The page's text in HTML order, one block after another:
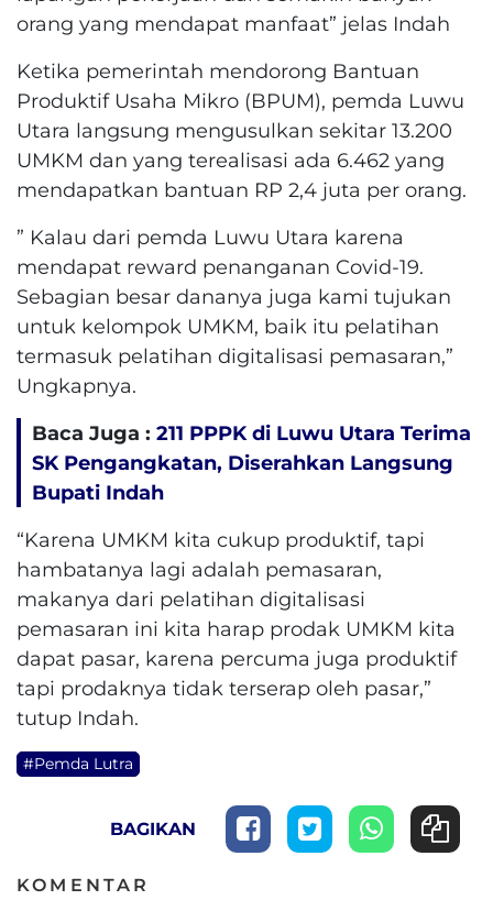
orang yang mendapat manfaat” jelas Indah
Ketika pemerintah mendorong Bantuan
Produktif Usaha Mikro (BPUM), pemda Luwu
Utara langsung mengusulkan sekitar 13.200
UMKM dan yang terealisasi ada 6.462 yang
mendapatkan bantuan RP 2,4 juta per orang.
” Kalau dari pemda Luwu Utara karena
mendapat reward penanganan Covid-19.
Sebagian besar dananya juga kami tujukan
untuk kelompok UMKM, baik itu pelatihan
termasuk pelatihan digitalisasi pemasaran,”
Ungkapnya.
Baca Juga : 211 PPPK di Luwu Utara Terima
SK Pengangkatan, Diserahkan Langsung
Bupati Indah
“Karena UMKM kita cukup produktif, tapi
hambatanya lagi adalah pemasaran,
makanya dari pelatihan digitalisasi
pemasaran ini kita harap prodak UMKM kita
dapat pasar, karena percuma juga produktif
tapi prodaknya tidak terserap oleh pasar,”
tutup Indah.
#Pemda Lutra
BAGIKAN
KOMENTAR